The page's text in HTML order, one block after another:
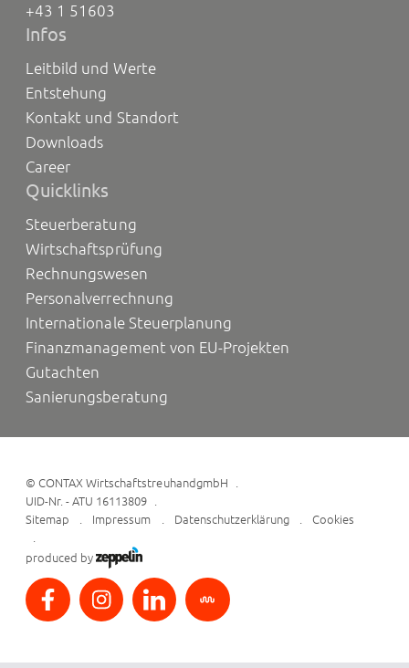
+43 1 51603
Infos
Leitbild und Werte
Entstehung
Kontakt und Standort
Downloads
Career
Quicklinks
Steuerberatung
Wirtschaftsprüfung
Rechnungswesen
Personalverrechnung
Internationale Steuerplanung
Finanzmanagement von EU-Projekten
Gutachten
Sanierungsberatung
©CONTAX WirtschaftstreuhandgmbH
UID-Nr. - ATU 16113809
Sitemap
Impressum Datenschutzerklärung Cookies
produced by